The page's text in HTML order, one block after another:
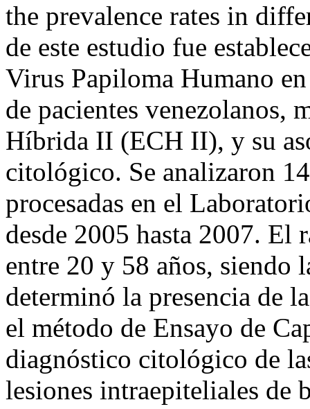
the prevalence rates in
de este estudio fue
Virus Papiloma Humano
de pacientes venezolanos,
Híbrida II (ECH II), y su
citológico. Se analizaron
procesadas en el
desde 2005 hasta 2007. El
entre 20 y 58 años, siendo
determinó la presencia de
el método de Ensayo de
diagnóstico citológico de
lesiones intraepiteliales de